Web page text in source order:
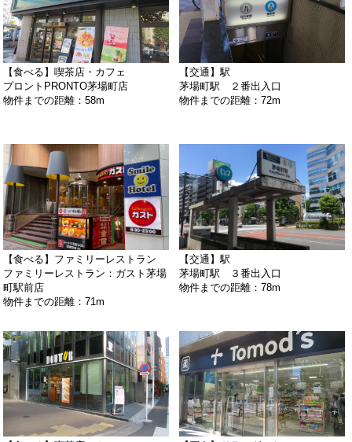
【食べる】喫茶店・カフェ
プロントPRONTO茅場町店
物件までの距離：58m
【交通】駅
茅場町駅 ２番出入口
物件までの距離：72m
【食べる】ファミリーレストラン
ファミリーレストラン：ガスト茅場
町駅前店
物件までの距離：71m
【交通】駅
茅場町駅 ３番出入口
物件までの距離：78m